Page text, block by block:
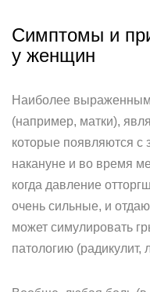
Симптомы и
у женщин
Наиболее
(например, матки),
которые появляются с
накануне и во время
когда давление
очень сильные, и
может симулировать
патологию (радикулит,